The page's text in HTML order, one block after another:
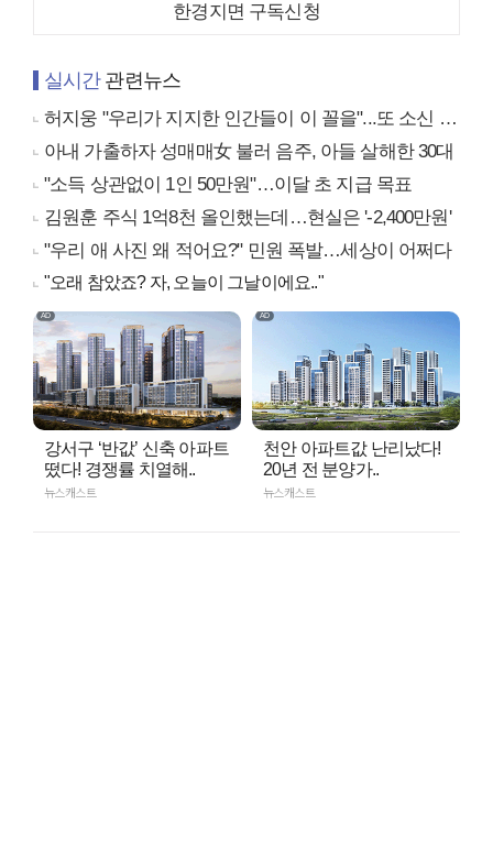
한경지면 구독신청
실시간관련뉴스
허지웅 "우리가 지지한 인간들이 이 꼴을"...또 소신 발언
아내 가출하자 성매매女 불러 음주, 아들 살해한 30대
"소득 상관없이 1인 50만원"…이달 초 지급 목표
김원훈 주식 1억8천 올인했는데…현실은 '-2,400만원'
"우리 애 사진 왜 적어요?" 민원 폭발…세상이 어쩌다
"오래 참았죠? 자, 오늘이 그날이에요.."
강서구 ‘반값’ 신축 아파트
떴다! 경쟁률 치열해..
뉴스캐스트
천안 아파트값 난리났다!
20년 전 분양가..
뉴스캐스트